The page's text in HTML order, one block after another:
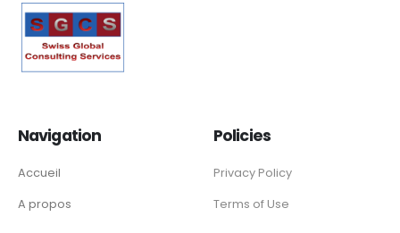
Navigation
Accueil
A propos
Policies
Privacy Policy
Terms of Use